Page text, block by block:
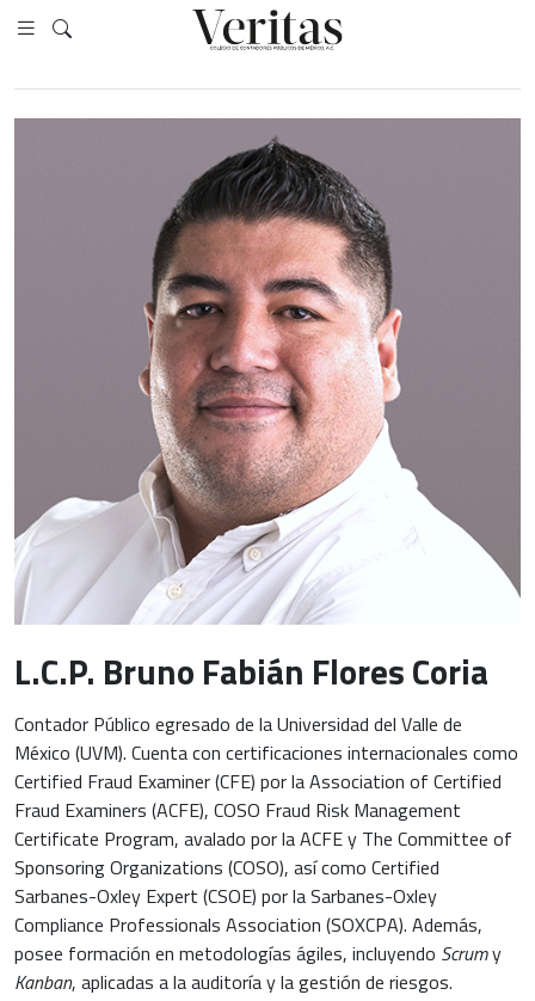
L.C.P. Bruno Fabián Flores Coria
Contador Público egresado de la Universidad del Valle de
México (UVM). Cuenta con certificaciones internacionales como
Certified Fraud Examiner (CFE) por la Association of Certified
Fraud Examiners (ACFE), COSO Fraud Risk Management
Certificate Program, avalado por la ACFE y The Committee of
Sponsoring Organizations (COSO), así como Certified
Sarbanes-Oxley Expert (CSOE) por la Sarbanes-Oxley
Compliance Professionals Association (SOXCPA). Además,
posee formación en metodologías ágiles, incluyendo Scrumy
Kanban, aplicadas a la auditoría y la gestión de riesgos.